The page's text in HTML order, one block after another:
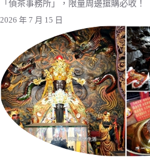
「偵茶事務所」，限量周邊搶購必收！
2026 年 7 月 15 日